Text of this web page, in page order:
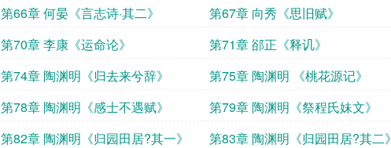
第66章 何晏《言志诗·其二》 第67章 向秀《思旧赋》
第70章 李康《运命论》 第71章 郤正《释讥》
第74章 陶渊明《归去来兮辞》 第75章 陶渊明 《桃花源记》
第78章 陶渊明《感士不遇赋》 第79章 陶渊明《祭程氏妹文》
第82章 陶渊明《归园田居?其一》 第83章 陶渊明《归园田居?其二》